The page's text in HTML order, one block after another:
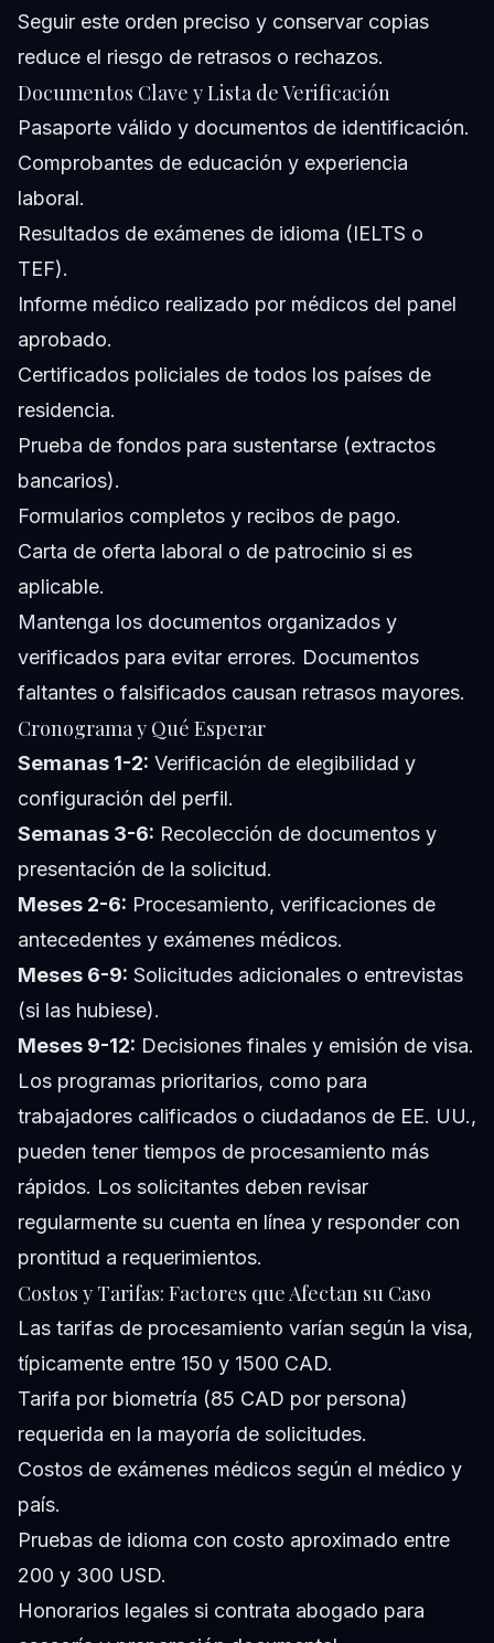
Seguir este orden preciso y conservar copias
reduce el riesgo de retrasos o rechazos.
Documentos Clave y Lista de Verificación
Pasaporte válido y documentos de identificación.
Comprobantes de educación y experiencia
laboral.
Resultados de exámenes de idioma (IELTS o
TEF).
Informe médico realizado por médicos del panel
aprobado.
Certificados policiales de todos los países de
residencia.
Prueba de fondos para sustentarse (extractos
bancarios).
Formularios completos y recibos de pago.
Carta de oferta laboral o de patrocinio si es
aplicable.
Mantenga los documentos organizados y
verificados para evitar errores. Documentos
faltantes o falsificados causan retrasos mayores.
Cronograma y Qué Esperar
Semanas 1-2: Verificación de elegibilidad y
configuración del perfil.
Semanas 3-6: Recolección de documentos y
presentación de la solicitud.
Meses 2-6: Procesamiento, verificaciones de
antecedentes y exámenes médicos.
Meses 6-9: Solicitudes adicionales o entrevistas
(si las hubiese).
Meses 9-12: Decisiones finales y emisión de visa.
Los programas prioritarios, como para
trabajadores calificados o ciudadanos de EE. UU.,
pueden tener tiempos de procesamiento más
rápidos. Los solicitantes deben revisar
regularmente su cuenta en línea y responder con
prontitud a requerimientos.
Costos y Tarifas: Factores que Afectan su Caso
Las tarifas de procesamiento varían según la visa,
típicamente entre 150 y 1500 CAD.
Tarifa por biometría (85 CAD por persona)
requerida en la mayoría de solicitudes.
Costos de exámenes médicos según el médico y
país.
Pruebas de idioma con costo aproximado entre
200 y 300 USD.
Honorarios legales si contrata abogado para